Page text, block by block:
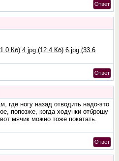
Ответ
Кб) 4.jpg (12.4 Кб) 6.jpg (33.6
Ответ
где ногу назад отводить надо-это
попозже, когда ходунки отброшу
мячик можно тоже покатать.
Ответ